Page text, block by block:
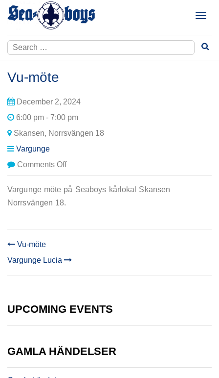
Skip
T
g
l
Search
for:
Vu-möte
December 2, 2024
6:00 pm - 7:00 pm
Skansen, Norrsvängen 18
Vargunge
Comments Offon
Vu-
möte
Vargunge möte på Seaboys kårlokal Skansen
Norrsvängen 18.
POST
NAVIGATION
Vu-möte
Vargunge Lucia
UPCOMING EVENTS
GAMLA HÄNDELSER